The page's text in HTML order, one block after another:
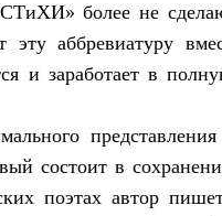
более не
эту аббревиатуру
и заработает в
состоит в
поэтах автор